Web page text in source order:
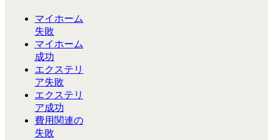
マイホーム
失敗
マイホーム
成功
エクステリ
ア失敗
エクステリ
ア成功
費用関連の
失敗